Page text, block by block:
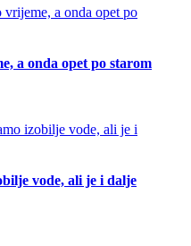
a onda opet po starom
vode, ali je i dalje